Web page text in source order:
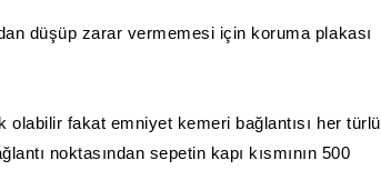
düşüp zarar vermemesi için koruma plakası
fakat emniyet kemeri bağlantısı her türlü
noktasından sepetin kapı kısmının 500